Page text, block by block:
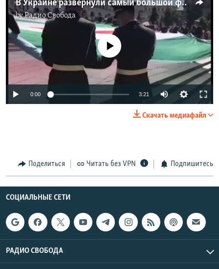
В Украине развернули самый большой флаг Ичкерии
byРадио Свобода
No media source currently available
0:00 3:21
Скачать медиафайл
Поделиться Читать без VPN Подпишитесь
СОЦИАЛЬНЫЕ СЕТИ
РАДИО СВОБОДА